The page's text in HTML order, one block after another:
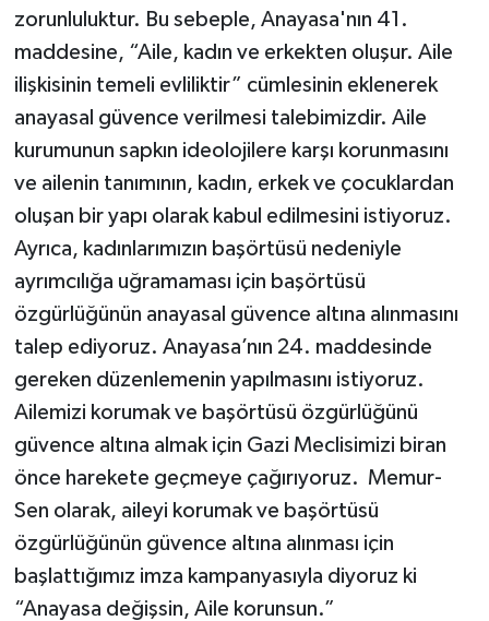
zorunluluktur. Bu sebeple, Anayasa'nın 41.
maddesine, “Aile, kadın ve erkekten oluşur. Aile
ilişkisinin temeli evliliktir” cümlesinin eklenerek
anayasal güvence verilmesi talebimizdir. Aile
kurumunun sapkın ideolojilere karşı korunmasını
ve ailenin tanımının, kadın, erkek ve çocuklardan
oluşan bir yapı olarak kabul edilmesini istiyoruz.
Ayrıca, kadınlarımızın başörtüsü nedeniyle
ayrımcılığa uğramaması için başörtüsü
özgürlüğünün anayasal güvence altına alınmasını
talep ediyoruz. Anayasa’nın 24. maddesinde
gereken düzenlemenin yapılmasını istiyoruz.
Ailemizi korumak ve başörtüsü özgürlüğünü
güvence altına almak için Gazi Meclisimizi biran
önce harekete geçmeye çağırıyoruz. Memur-
Sen olarak, aileyi korumak ve başörtüsü
özgürlüğünün güvence altına alınması için
başlattığımız imza kampanyasıyla diyoruz ki
“Anayasa değişsin, Aile korunsun.”